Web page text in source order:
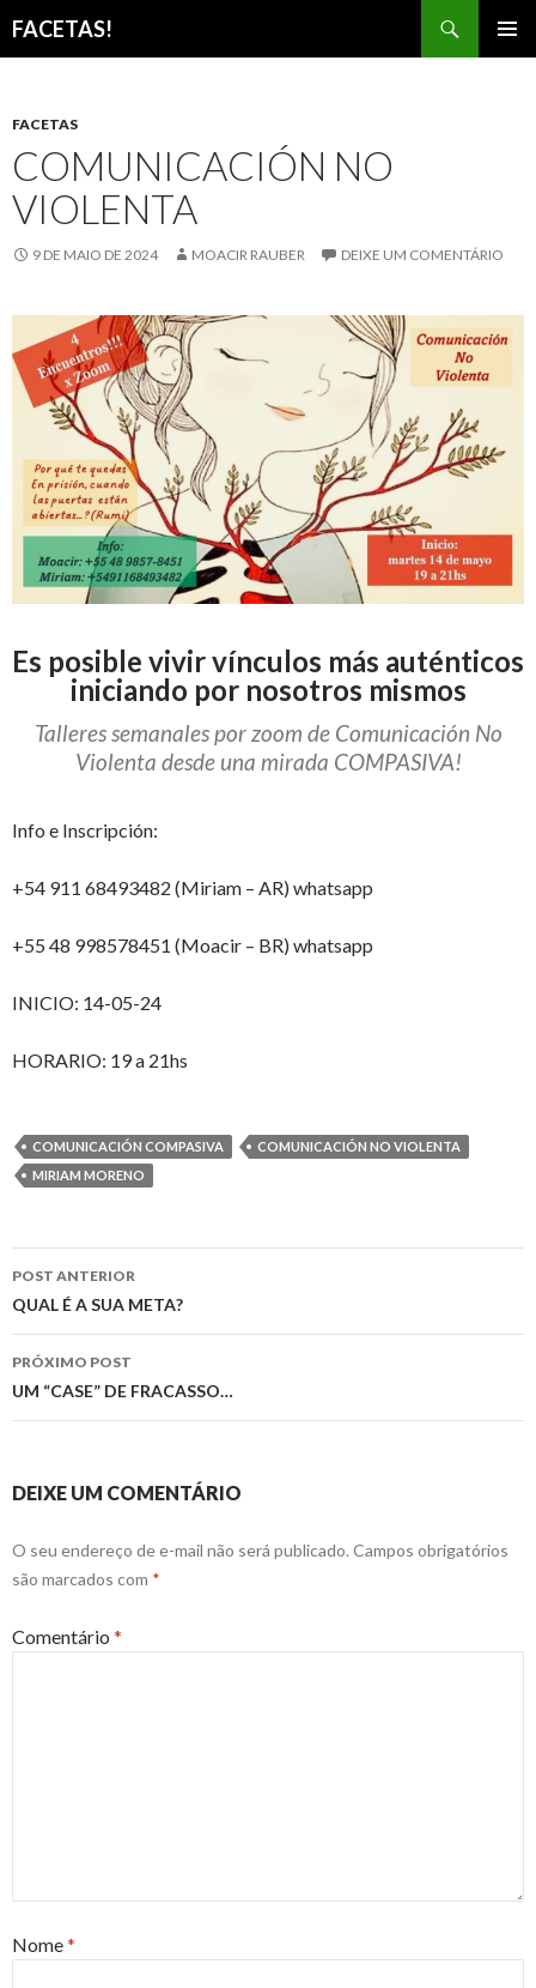
FACETAS!
CONTEÚDO
FACETAS
COMUNICACIÓN NO
VIOLENTA
9 DE MAIO DE 2024 MOACIR RAUBER DEIXE UM COMENTÁRIO
Es posible vivir vínculos más auténticos
iniciando por nosotros mismos
Talleres semanales por zoom de Comunicación No
Violenta desde una mirada COMPASIVA!
Info e Inscripción:
+54 911 68493482 (Miriam – AR) whatsapp
+55 48 998578451 (Moacir – BR) whatsapp
INICIO: 14-05-24
HORARIO: 19 a 21hs
COMUNICACIÓN COMPASIVA
COMUNICACIÓN NO VIOLENTA
MIRIAM MORENO
Navegação
de
posts
POST ANTERIOR
QUAL É A SUA META?
PRÓXIMO POST
UM “CASE” DE FRACASSO…
DEIXE UM COMENTÁRIO
O seu endereço de e-mail não será publicado. Campos obrigatórios
são marcados com *
Comentário *
Nome*